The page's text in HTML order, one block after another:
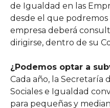
de Igualdad en las
desde el que podremos
empresa deberá
dirigirse, dentro de su
¿Podemos optar a
Cada año, la Secretaría
Sociales e Igualdad
para pequeñas y